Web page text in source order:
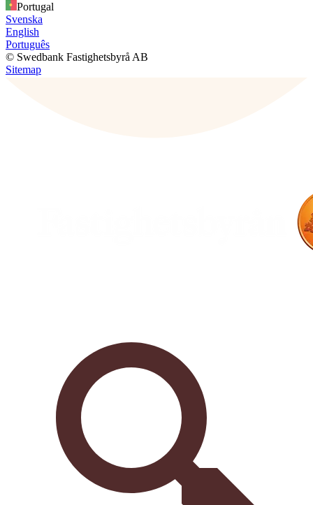
Portugal
Svenska
English
Português
© Swedbank Fastighetsbyrå AB
Sitemap